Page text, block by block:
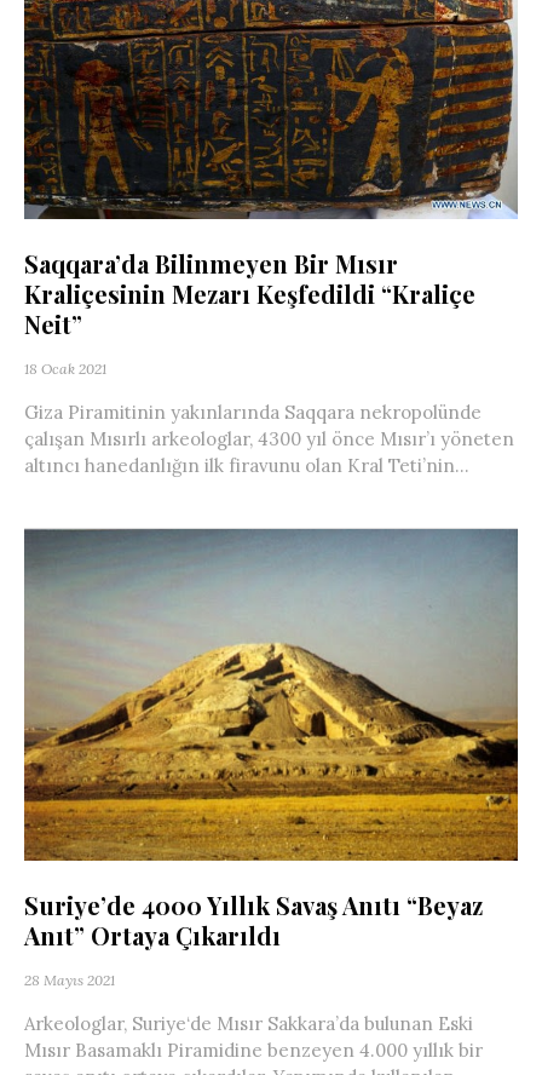
Saqqara’da Bilinmeyen Bir Mısır
Kraliçesinin Mezarı Keşfedildi “Kraliçe
Neit”
18 Ocak 2021
Giza Piramitinin yakınlarında Saqqara nekropolünde
çalışan Mısırlı arkeologlar, 4300 yıl önce Mısır’ı yöneten
altıncı hanedanlığın ilk firavunu olan Kral Teti’nin...
Suriye’de 4000 Yıllık Savaş Anıtı “Beyaz
Anıt” Ortaya Çıkarıldı
28 Mayıs 2021
Arkeologlar, Suriye‘de Mısır Sakkara’da bulunan Eski
Mısır Basamaklı Piramidine benzeyen 4.000 yıllık bir